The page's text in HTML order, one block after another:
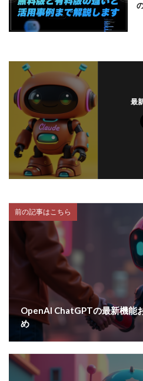
最
前の記事はこちら
OpenAI ChatGPTの最新機能
め